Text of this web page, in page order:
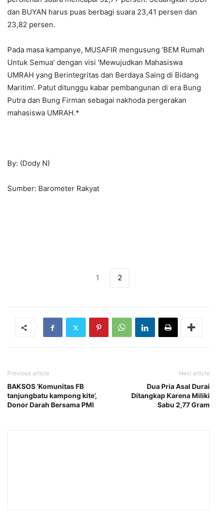
dan BUYAN harus puas berbagi suara 23,41 persen dan
23,82 persen.
Pada masa kampanye, MUSAFIR mengusung ‘BEM Rumah
Untuk Semua’ dengan visi ‘Mewujudkan Mahasiswa
UMRAH yang Berintegritas dan Berdaya Saing di Bidang
Maritim’. Patut ditunggu kabar pembangunan di era Bung
Putra dan Bung Firman sebagai nakhoda pergerakan
mahasiswa UMRAH.*
By: (Dody N)
Sumber: Barometer Rakyat
1 2
Previous article
BAKSOS ‘Komunitas FB
tanjungbatu kampong kite’,
Donor Darah Bersama PMI
Next article
Dua Pria Asal Durai
Ditangkap Karena Miliki
Sabu 2,77 Gram